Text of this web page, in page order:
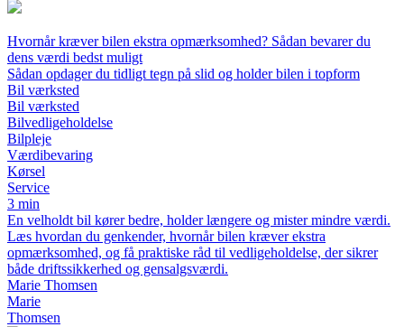
Hvornår kræver bilen ekstra opmærksomhed? Sådan bevarer du
dens værdi bedst muligt
Sådan opdager du tidligt tegn på slid og holder bilen i topform
Bil værksted
Bil værksted
Bilvedligeholdelse
Bilpleje
Værdibevaring
Kørsel
Service
3 min
En velholdt bil kører bedre, holder længere og mister mindre værdi.
Læs hvordan du genkender, hvornår bilen kræver ekstra
opmærksomhed, og få praktiske råd til vedligeholdelse, der sikrer
både driftssikkerhed og gensalgsværdi.
Marie Thomsen
Marie
Thomsen